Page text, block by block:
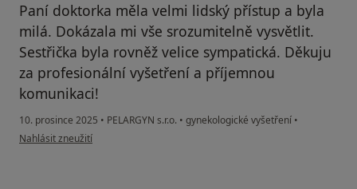
Paní doktorka měla velmi lidský přístup a byla
milá. Dokázala mi vše srozumitelně vysvětlit.
Sestřička byla rovněž velice sympatická. Děkuju
za profesionální vyšetření a příjemnou
komunikaci!
10. prosince 2025 • PELARGYN s.r.o. • gynekologické vyšetření •
podle názoru uživatele Šárka
Nahlásit zneužití